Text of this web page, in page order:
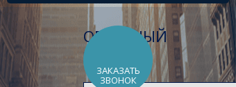
Наши ветераны
ЗАКАЗАТЬ
ЗВОНОК
ОБРАТНЫЙ
ЗВОНОК